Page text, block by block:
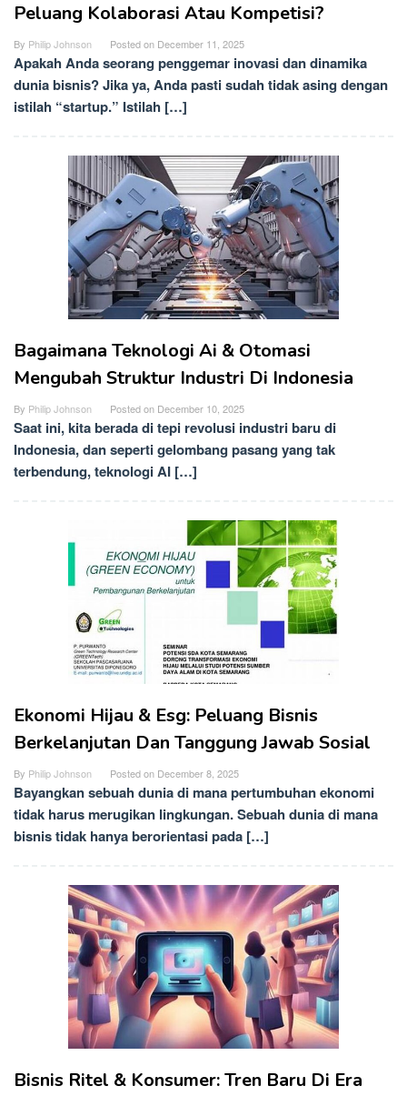
Peluang Kolaborasi Atau Kompetisi?
By Philip Johnson Posted on December 11, 2025
Apakah Anda seorang penggemar inovasi dan dinamika
dunia bisnis? Jika ya, Anda pasti sudah tidak asing dengan
istilah “startup.” Istilah […]
Bagaimana Teknologi Ai & Otomasi
Mengubah Struktur Industri Di Indonesia
By Philip Johnson Posted on December 10, 2025
Saat ini, kita berada di tepi revolusi industri baru di
Indonesia, dan seperti gelombang pasang yang tak
terbendung, teknologi AI […]
Ekonomi Hijau & Esg: Peluang Bisnis
Berkelanjutan Dan Tanggung Jawab Sosial
By Philip Johnson Posted on December 8, 2025
Bayangkan sebuah dunia di mana pertumbuhan ekonomi
tidak harus merugikan lingkungan. Sebuah dunia di mana
bisnis tidak hanya berorientasi pada […]
Bisnis Ritel & Konsumer: Tren Baru Di Era